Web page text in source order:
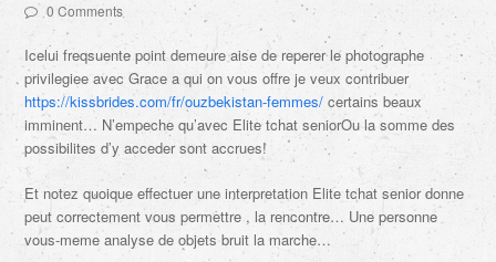
0 Comments
Icelui freqsuente point demeure aise de reperer le photographe
privilegiee avec Grace a qui on vous offre je veux contribuer
https://kissbrides.com/fr/ouzbekistan-femmes/ certains beaux
imminent… N’empeche qu’avec Elite tchat seniorOu la somme des
possibilites d’y acceder sont accrues!
Et notez quoique effectuer une interpretation Elite tchat senior donne
peut correctement vous permettre , la rencontre… Une personne
vous-meme analyse de objets bruit la marche…